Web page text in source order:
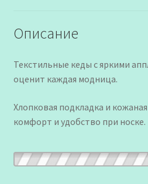
Описание
Текстильные кеды с яркими
оценит каждая модница.
Хлопковая подкладка и
комфорт и удобство при носке.